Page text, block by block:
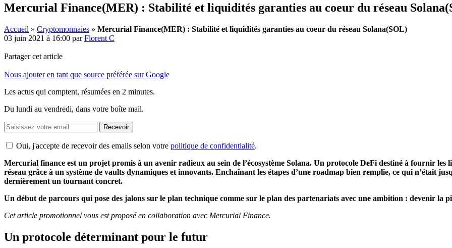
Mercurial Finance(MER) : Stabilité et liquidités garanties au coeur du réseau
Accueil » Cryptomonnaies » Mercurial Finance(MER) : Stabilité et liquidités garanties au coeur du réseau Solana(SOL)
03 juin 2021 à 16:00 parFlorent C
Partager cet article
Nous ajouter en tant que source préférée sur Google
Les actus qui comptent, résumées en 2 minutes.
Du lundi au vendredi, dans votre boîte mail.
Recevoir
Oui, j'accepte de recevoir des emails selon votre politique de confidentialité.
Mercurial finance est un projet promis à un avenir radieux au sein de l’écosystème Solana. Un protocole DeFi destiné à fournir les
réseau grâce à un système de vaults dynamiques et innovants. Enchaînant les étapes d’une roadmap bien remplie, ce qui n’était
dernièrement un tournant concret.
Un début de parcours qui pose des jalons sur le plan technique comme sur le plan des partenariats avec une ambition : devenir la
Cet article promotionnel vous est proposé en collaboration avec Mercurial Finance.
Un protocole déterminant pour le futur